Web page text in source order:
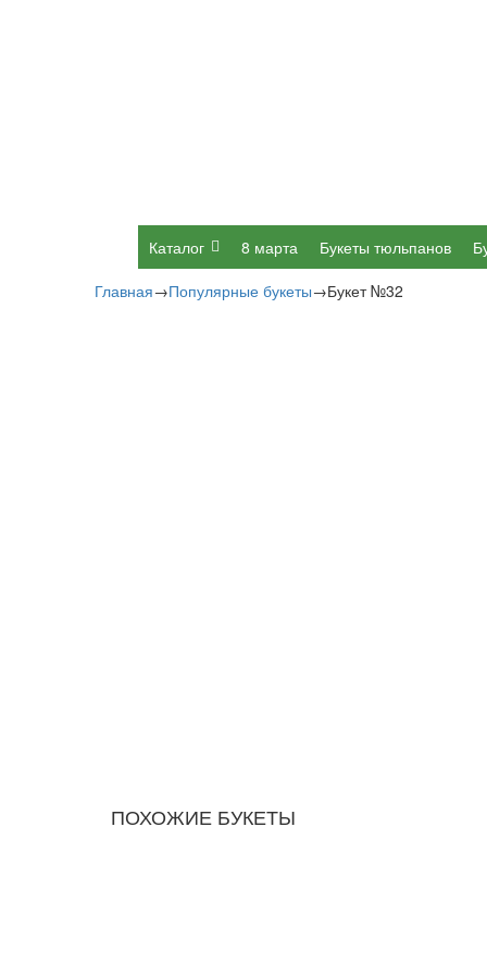
Каталог 8 марта Букеты тюльпанов
Главная→Популярные букеты→Букет №32
ПОХОЖИЕ БУКЕТЫ